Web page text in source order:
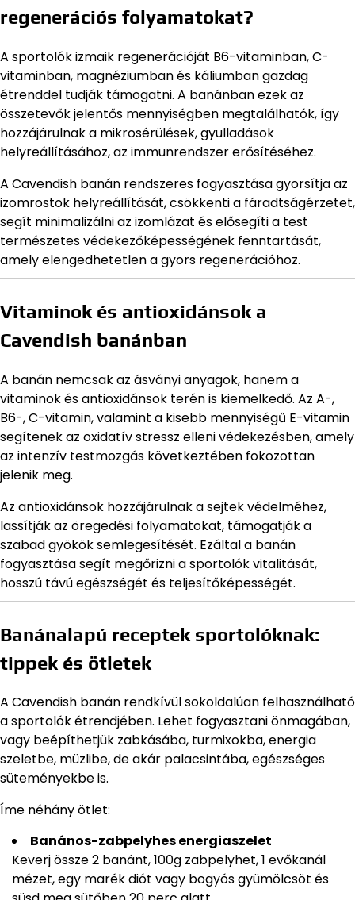
regenerációs folyamatokat?
A sportolók izmaik regenerációját B6-vitaminban, C-
vitaminban, magnéziumban és káliumban gazdag
étrenddel tudják támogatni. A banánban ezek az
összetevők jelentős mennyiségben megtalálhatók, így
hozzájárulnak a mikrosérülések, gyulladások
helyreállításához, az immunrendszer erősítéséhez.
A Cavendish banán rendszeres fogyasztása gyorsítja az
izomrostok helyreállítását, csökkenti a fáradtságérzetet,
segít minimalizálni az izomlázat és elősegíti a test
természetes védekezőképességének fenntartását,
amely elengedhetetlen a gyors regenerációhoz.
Vitaminok és antioxidánsok a
Cavendish banánban
A banán nemcsak az ásványi anyagok, hanem a
vitaminok és antioxidánsok terén is kiemelkedő. Az A-,
B6-, C-vitamin, valamint a kisebb mennyiségű E-vitamin
segítenek az oxidatív stressz elleni védekezésben, amely
az intenzív testmozgás következtében fokozottan
jelenik meg.
Az antioxidánsok hozzájárulnak a sejtek védelméhez,
lassítják az öregedési folyamatokat, támogatják a
szabad gyökök semlegesítését. Ezáltal a banán
fogyasztása segít megőrizni a sportolók vitalitását,
hosszú távú egészségét és teljesítőképességét.
Banánalapú receptek sportolóknak:
tippek és ötletek
A Cavendish banán rendkívül sokoldalúan felhasználható
a sportolók étrendjében. Lehet fogyasztani önmagában,
vagy beépíthetjük zabkásába, turmixokba, energia
szeletbe, müzlibe, de akár palacsintába, egészséges
süteményekbe is.
Íme néhány ötlet:
Banános-zabpelyhes energiaszelet
Keverj össze 2 banánt, 100g zabpelyhet, 1 evőkanál
mézet, egy marék diót vagy bogyós gyümölcsöt és